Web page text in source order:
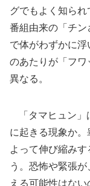
グでもよく知ら
番組由来の「チ
で体がわずかに
のあたりが「フ
異なる。
「タマヒュン」
に起きる現象か
よって伸び縮み
う。恐怖や緊張
える可能性はな